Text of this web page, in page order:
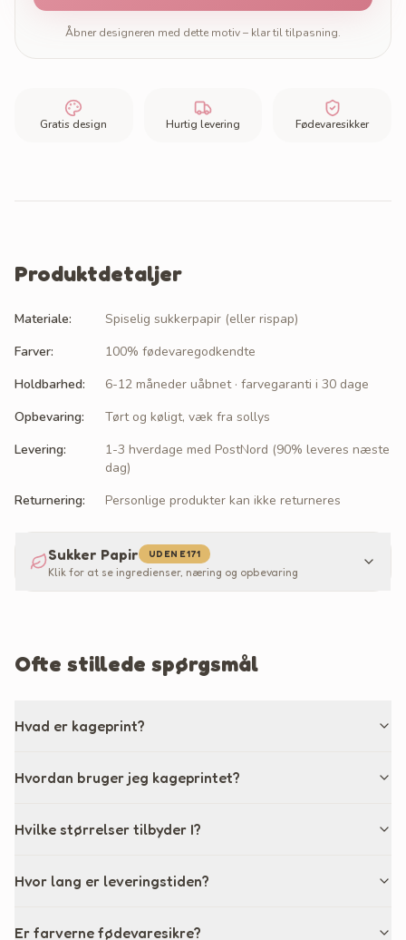
Åbner designeren med dette motiv – klar til tilpasning.
Gratis design Hurtig levering Fødevaresikker
Produktdetaljer
Materiale:
Spiselig sukkerpapir (eller rispap)
Farver:
100% fødevaregodkendte
Holdbarhed:
6-12 måneder uåbnet · farvegaranti i 30 dage
Opbevaring:
Tørt og køligt, væk fra sollys
Levering:
1-3 hverdage med PostNord (90% leveres næste
dag)
Returnering: Personlige produkter kan ikke returneres
Sukker Papir UDEN E171
Klik for at se ingredienser, næring og opbevaring
Ofte stillede spørgsmål
Hvad er kageprint?
Hvordan bruger jeg kageprintet?
Hvilke størrelser tilbyder I?
Hvor lang er leveringstiden?
Er farverne fødevaresikre?